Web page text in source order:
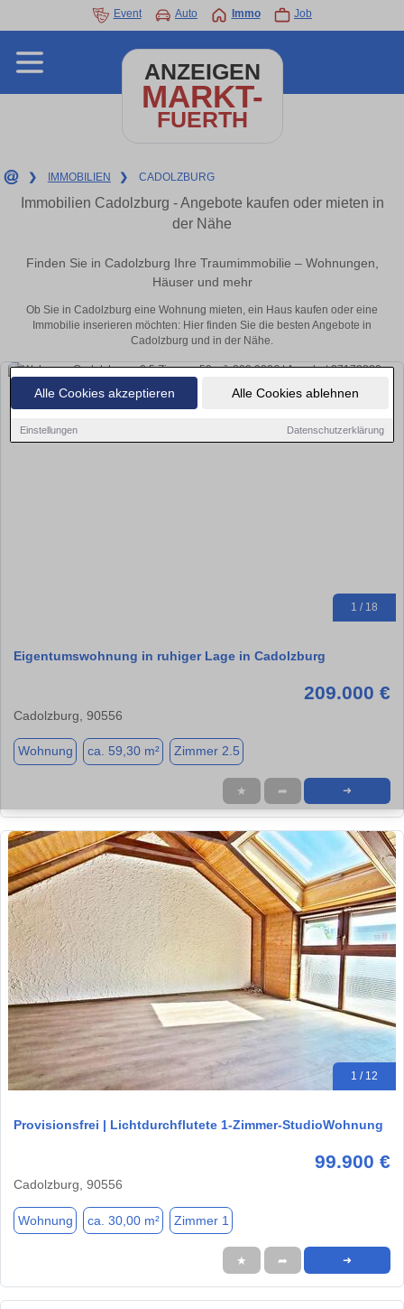
Alle Cookies akzeptieren Alle Cookies ablehnen
Einstellungen Datenschutzerklärung
Event Auto Immo Job
ANZEIGEN
MARKT-
FUERTH
❯ IMMOBILIEN ❯ CADOLZBURG
Immobilien Cadolzburg - Angebote kaufen oder mieten in
der Nähe
Finden Sie in Cadolzburg Ihre Traumimmobilie – Wohnungen,
Häuser und mehr
Ob Sie in Cadolzburg eine Wohnung mieten, ein Haus kaufen oder eine
Immobilie inserieren möchten: Hier finden Sie die besten Angebote in
Cadolzburg und in der Nähe.
1 / 18
Eigentumswohnung in ruhiger Lage in Cadolzburg
209.000 €
Cadolzburg, 90556
Wohnung ca. 59,30 m² Zimmer 2.5
★ ➦ ➜
1 / 12
Provisionsfrei | Lichtdurchflutete 1-Zimmer-StudioWohnung
99.900 €
Cadolzburg, 90556
Wohnung ca. 30,00 m² Zimmer 1
★ ➦ ➜